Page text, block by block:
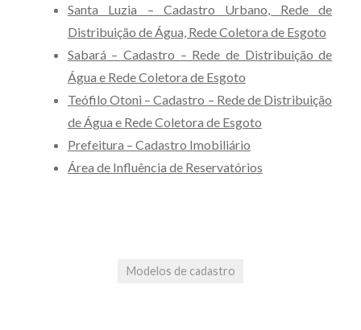
Santa Luzia – Cadastro Urbano, Rede de
Distribuição de Água, Rede Coletora de Esgoto
Sabará – Cadastro – Rede de Distribuição de
Água e Rede Coletora de Esgoto
Teófilo Otoni – Cadastro – Rede de Distribuição
de Água e Rede Coletora de Esgoto
Prefeitura – Cadastro Imobiliário
Área de Influência de Reservatórios
Modelos de cadastro